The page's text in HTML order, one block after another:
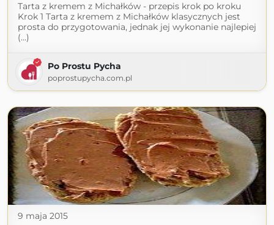
Tarta z kremem z Michałków - przepis krok po kroku
Krok 1 Tarta z kremem z Michałków klasycznych jest
prosta do przygotowania, jednak jej wykonanie najlepiej
(...)
Po Prostu Pycha
poprostupycha.com.pl
9 maja 2015